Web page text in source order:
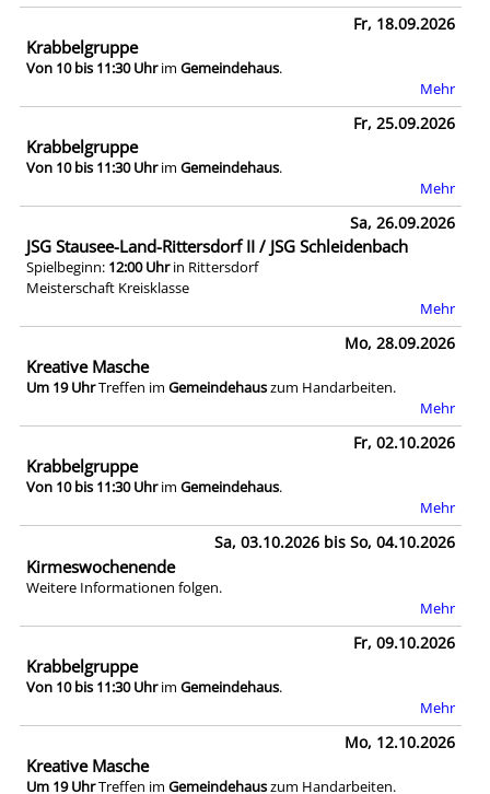
Fr, 18.09.2026
Krabbelgruppe
Von 10 bis 11:30 Uhrim Gemeindehaus.
Mehr
Fr, 25.09.2026
Krabbelgruppe
Von 10 bis 11:30 Uhrim Gemeindehaus.
Mehr
Sa, 26.09.2026
JSG Stausee-Land-Rittersdorf II / JSG Schleidenbach
Spielbeginn: 12:00 Uhrin Rittersdorf
Meisterschaft Kreisklasse
Mehr
Mo, 28.09.2026
Kreative Masche
Um 19 UhrTreffen im Gemeindehauszum Handarbeiten.
Mehr
Fr, 02.10.2026
Krabbelgruppe
Von 10 bis 11:30 Uhrim Gemeindehaus.
Mehr
Sa, 03.10.2026 bis So, 04.10.2026
Kirmeswochenende
Weitere Informationen folgen.
Mehr
Fr, 09.10.2026
Krabbelgruppe
Von 10 bis 11:30 Uhrim Gemeindehaus.
Mehr
Mo, 12.10.2026
Kreative Masche
Um 19 UhrTreffen im Gemeindehauszum Handarbeiten.